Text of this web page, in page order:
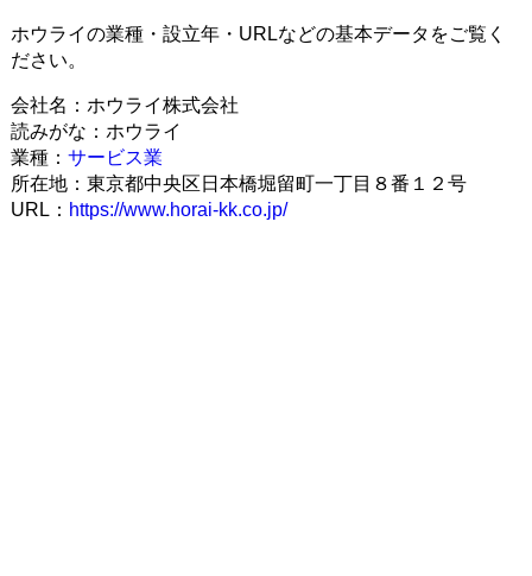
ホウライの業種・設立年・URLなどの基本データをご覧く
ださい。
会社名：ホウライ株式会社
読みがな：ホウライ
業種： サービス業
所在地：東京都中央区日本橋堀留町一丁目８番１２号
URL： https://www.horai-kk.co.jp/